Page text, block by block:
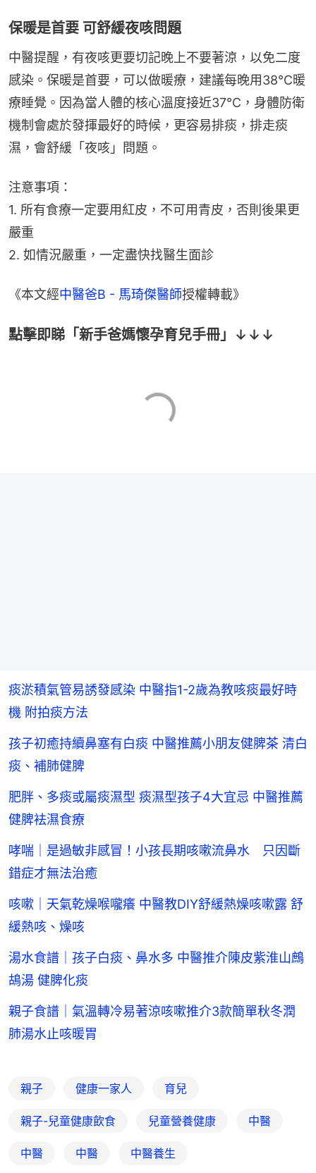
保暖是首要 可舒緩夜咳問題
中醫提醒，有夜咳更要切記晚上不要著涼，以免二度
感染。保暖是首要，可以做暖療，建議每晚用38℃暖
療睡覺。因為當人體的核心溫度接近37℃，身體防衛
機制會處於發揮最好的時候，更容易排痰，排走痰
濕，會舒緩「夜咳」問題。
注意事項：
1. 所有食療一定要用紅皮，不可用青皮，否則後果更
嚴重
2. 如情況嚴重，一定盡快找醫生面診
《本文經中醫爸B - 馬琦傑醫師授權轉載》
點擊即睇「新手爸媽懷孕育兒手冊」↓↓↓
痰淤積氣管易誘發感染 中醫指1-2歲為教咳痰最好時
機 附拍痰方法
孩子初癒持續鼻塞有白痰 中醫推薦小朋友健脾茶 清白
痰、補肺健脾
肥胖、多痰或屬痰濕型 痰濕型孩子4大宜忌 中醫推薦
健脾袪濕食療
哮喘｜是過敏非感冒！小孩長期咳嗽流鼻水 只因斷
錯症才無法治癒
咳嗽｜天氣乾燥喉嚨癢 中醫教DIY舒緩熱燥咳嗽露 舒
緩熱咳、燥咳
湯水食譜｜孩子白痰、鼻水多 中醫推介陳皮紫淮山鷓
鴣湯 健脾化痰
親子食譜｜氣溫轉冷易著涼咳嗽推介3款簡單秋冬潤
肺湯水止咳暖胃
親子 健康一家人 育兒
親子-兒童健康飲食 兒童營養健康 中醫
中醫 中醫 中醫養生